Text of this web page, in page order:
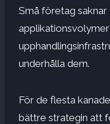
Små företag saknar
underhålla dem.
För de flesta
bättre strategin att